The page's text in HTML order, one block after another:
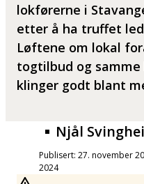
lokførerne i
etter å ha truffet
Løftene om lokal
togtilbud og
klinger godt blant
Njål
Publisert: 27. november
2024